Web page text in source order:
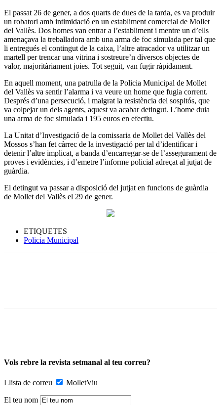
El passat 26 de gener, a dos quarts de dues de la tarda, es va produir
un robatori amb intimidació en un establiment comercial de Mollet
del Vallès. Dos homes van entrar a l’establiment i mentre un d’ells
amenaçava la treballadora amb una arma de foc simulada per tal que
li entregués el contingut de la caixa, l’altre atracador va utilitzar un
martell per trencar una vitrina i sostreure’n diversos objectes de
valor, majoritàriament joies. Tot seguit, van fugir ràpidament.
En aquell moment, una patrulla de la Policia Municipal de Mollet
del Vallès va sentir l’alarma i va veure un home que fugia corrent.
Després d’una persecució, i malgrat la resistència del sospitós, que
va colpejar un dels agents, aquest va acabar detingut. L’home duia
una arma de foc simulada i 195 euros en efectiu.
La Unitat d’Investigació de la comissaria de Mollet del Vallès del
Mossos s’han fet càrrec de la investigació per tal d’identificar i
detenir l’altre implicat, a banda d’encarregar-se de l’assegurament de
proves i evidències, i d’emetre l’informe policial adreçat al jutjat de
guàrdia.
El detingut va passar a disposició del jutjat en funcions de guàrdia
de Mollet del Vallès el 29 de gener.
ETIQUETES
Policia Municipal
Vols rebre la revista setmanal al teu correu?
Llista de correu MolletViu
El teu nom